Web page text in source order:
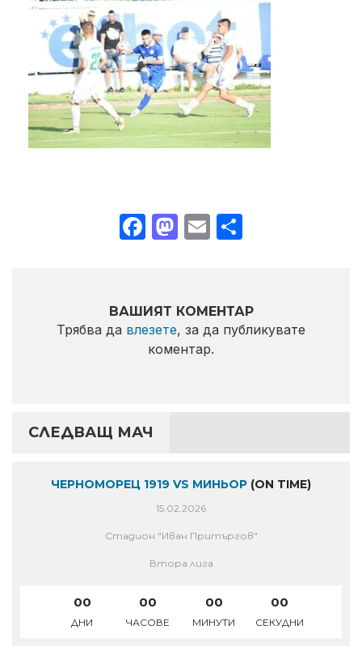
Facebook
Mastodon
Email
ВАШИЯТ КОМЕНТАР
Трябва да влезете, за да публикувате
коментар.
СЛЕДВАЩ МАЧ
ЧЕРНОМОРЕЦ 1919 VS МИНЬОР (ON TIME)
15.02.2026
Стадион "Иван Притъргов"
Втора лига
00
ДНИ
00
ЧАСОВЕ
00
МИНУТИ
00
СЕКУДНИ